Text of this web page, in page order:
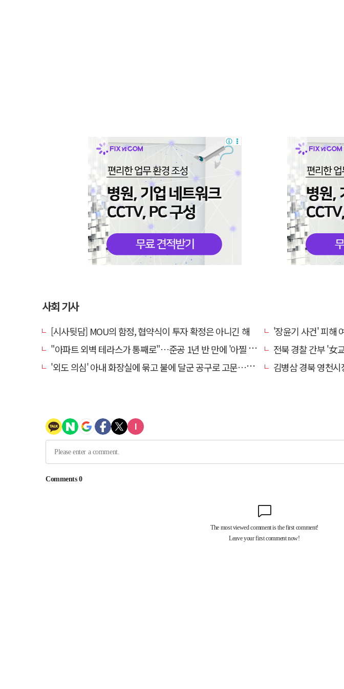
사회 기사
[시사뒷담] MOU의 함정, 협약식이 투자 확정은 아니긴 해
'장윤기 사건' 피해
"아파트 외벽 테라스가 통째로"…준공 1년 반 만에 '아찔 사고'
전북 경찰 간부 '女교사 몰
'외도 의심' 아내 화장실에 묶고 불에 달군 공구로 고문…남편 검거
김병삼 경북 영천시장, 이번